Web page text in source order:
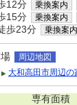
12分 乗換案内
15分 乗換案内
歩23分 乗換案内
周辺地図
大和高田市周辺の
専有面積